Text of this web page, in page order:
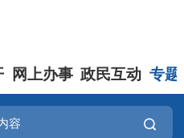
网上办事 政民互动 专题